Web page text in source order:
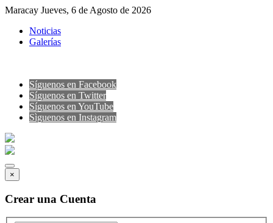
Maracay Jueves, 6 de Agosto de 2026
Noticias
Galerías
Síguenos en Facebook
Síguenos en Twitter
Síguenos en YouTube
Sìguenos en Instagram
×
Crear una Cuenta